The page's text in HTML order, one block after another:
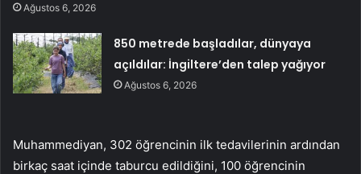
Ağustos 6, 2026
850 metrede başladılar, dünyaya
açıldılar: İngiltere’den talep yağıyor
Ağustos 6, 2026
Muhammediyan, 302 öğrencinin ilk tedavilerinin ardından
birkaç saat içinde taburcu edildiğini, 100 öğrencinin